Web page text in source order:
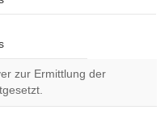
zur Ermittlung der